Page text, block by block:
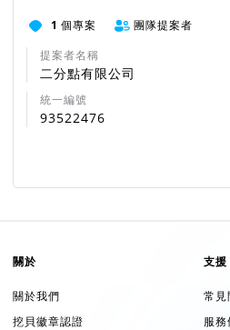
依照 ESG 永續發展指標的社會責
拓展循環教育的有效播送，讓學習
搭建並茁壯。
線材 PLA-Guard Antibacterial
性、高韌性的多彩義甲，讓演奏者
越趨緊密協奏、凝練技藝。
1 個專案
團隊提案者
提案者名稱
二分點有限公司
統一編號
93522476
關於
關於我們
挖貝徽章認證
支援
常見
服務